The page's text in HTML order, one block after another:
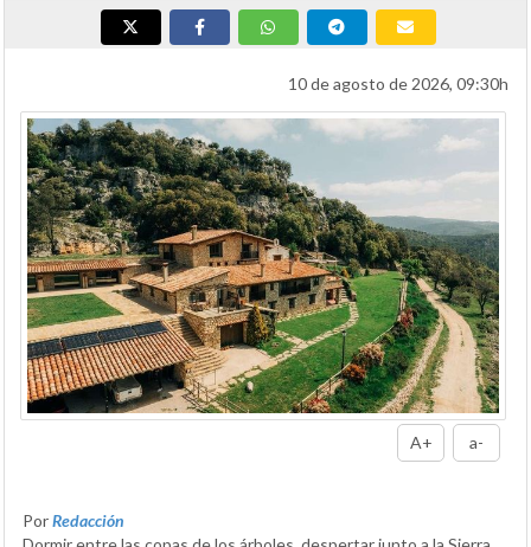
10 de agosto de 2026, 09:30h
A+ a-
PorRedacción